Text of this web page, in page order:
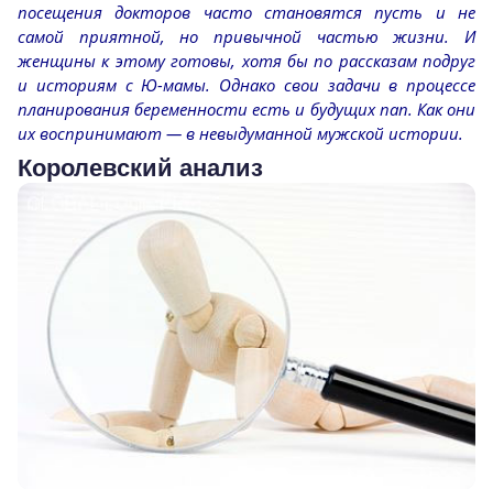
посещения докторов часто становятся пусть и не
самой приятной, но привычной частью жизни. И
женщины к этому готовы, хотя бы по рассказам подруг
и историям с Ю-мамы. Однако свои задачи в процессе
планирования беременности есть и будущих пап. Как они
их воспринимают — в невыдуманной мужской истории.
Королевский анализ